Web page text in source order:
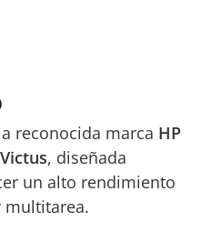
reconocida marca HP
Victus, diseñada
un alto rendimiento
multitarea.